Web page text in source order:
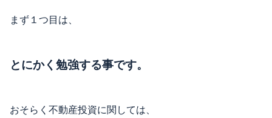
まず１つ目は、
とにかく勉強する事です。
おそらく不動産投資に関しては、